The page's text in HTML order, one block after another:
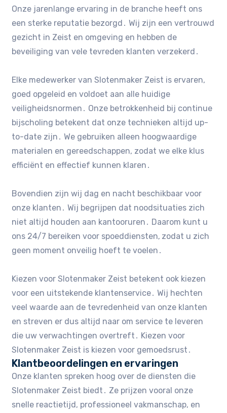
Onze jarenlange ervaring in de branche heeft ons
een sterke reputatie bezorgd․ Wij zijn een vertrouwd
gezicht in Zeist en omgeving en hebben de
beveiliging van vele tevreden klanten verzekerd․
Elke medewerker van Slotenmaker Zeist is ervaren,
goed opgeleid en voldoet aan alle huidige
veiligheidsnormen․ Onze betrokkenheid bij continue
bijscholing betekent dat onze technieken altijd up-
to-date zijn․ We gebruiken alleen hoogwaardige
materialen en gereedschappen, zodat we elke klus
efficiënt en effectief kunnen klaren․
Bovendien zijn wij dag en nacht beschikbaar voor
onze klanten․ Wij begrijpen dat noodsituaties zich
niet altijd houden aan kantooruren․ Daarom kunt u
ons 24/7 bereiken voor spoeddiensten٫ zodat u zich
geen moment onveilig hoeft te voelen․
Kiezen voor Slotenmaker Zeist betekent ook kiezen
voor een uitstekende klantenservice․ Wij hechten
veel waarde aan de tevredenheid van onze klanten
en streven er dus altijd naar om service te leveren
die uw verwachtingen overtreft․ Kiezen voor
Slotenmaker Zeist is kiezen voor gemoedsrust․
Klantbeoordelingen en ervaringen
Onze klanten spreken hoog over de diensten die
Slotenmaker Zeist biedt․ Ze prijzen vooral onze
snelle reactietijd, professioneel vakmanschap, en